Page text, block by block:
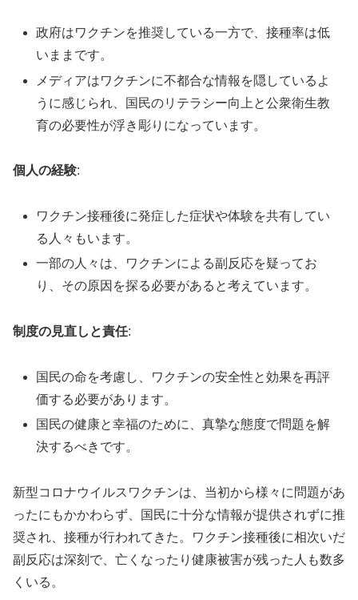
政府はワクチンを推奨している一方で、接種率は低
いままです。
メディアはワクチンに不都合な情報を隠しているよ
うに感じられ、国民のリテラシー向上と公衆衛生教
育の必要性が浮き彫りになっています。
個人の経験:
ワクチン接種後に発症した症状や体験を共有してい
る人々もいます。
一部の人々は、ワクチンによる副反応を疑ってお
り、その原因を探る必要があると考えています。
制度の見直しと責任:
国民の命を考慮し、ワクチンの安全性と効果を再評
価する必要があります。
国民の健康と幸福のために、真摯な態度で問題を解
決するべきです。
新型コロナウイルスワクチンは、当初から様々に問題があ
ったにもかかわらず、国民に十分な情報が提供されずに推
奨され、接種が行われてきた。ワクチン接種後に相次いだ
副反応は深刻で、亡くなったり健康被害が残った人も数多
くいる。